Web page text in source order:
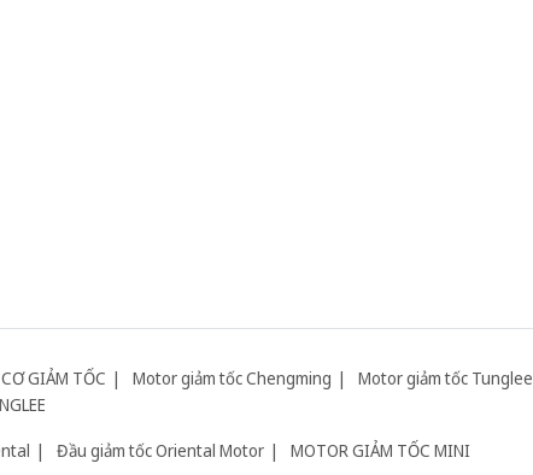
GIẢM TỐC Motor giảm tốc Chengming Motor giảm tốc Tunglee
Đầu giảm tốc Oriental Motor MOTOR GIẢM TỐC MINI